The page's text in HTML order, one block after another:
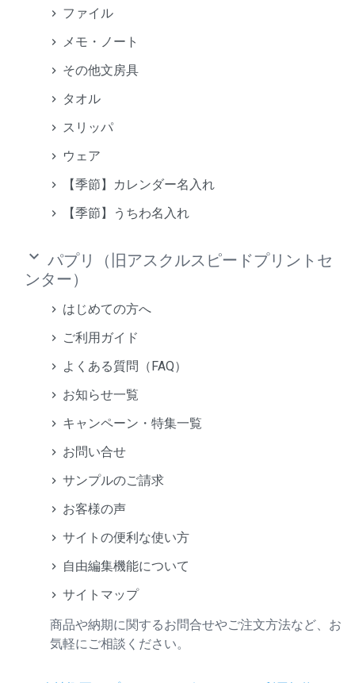
ファイル
メモ・ノート
その他文房具
タオル
スリッパ
ウェア
【季節】カレンダー名入れ
【季節】うちわ名入れ
keyboard_arrow_down パプリ（旧アスクルスピードプリントセ
ンター）
はじめての方へ
ご利用ガイド
よくある質問（FAQ）
お知らせ一覧
キャンペーン・特集一覧
お問い合せ
サンプルのご請求
お客様の声
サイトの便利な使い方
自由編集機能について
サイトマップ
商品や納期に関するお問合せやご注文方法など、お
気軽にご相談ください。